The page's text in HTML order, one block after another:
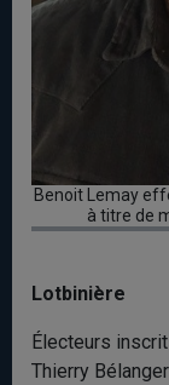
Benoit Lemay
à titre de
Lotbinière
Électeurs
Thierry